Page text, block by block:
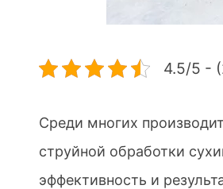
4.5/5 -
Среди многих
струйной обработки
эффективность и